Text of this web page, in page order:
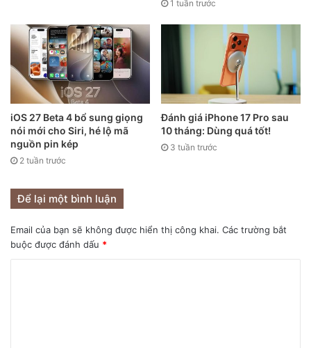
Vị trí thứ 2 thuộc về Geli Zhao đến từ Trung Quốc với hình
ảnh không có tiêu đề chụp những tờ giấy bắt gió vào ngày
1 tuần trước
iOS 27 Beta 4 bổ sung giọng
nói mới cho Siri, hé lộ mã
nguồn pin kép
2 tuần trước
Đánh giá iPhone 17 Pro sau
10 tháng: Dùng quá tốt!
3 tuần trước
Để lại một bình luận
Email của bạn sẽ không được hiển thị công khai. Các trường bắt
buộc được đánh dấu *